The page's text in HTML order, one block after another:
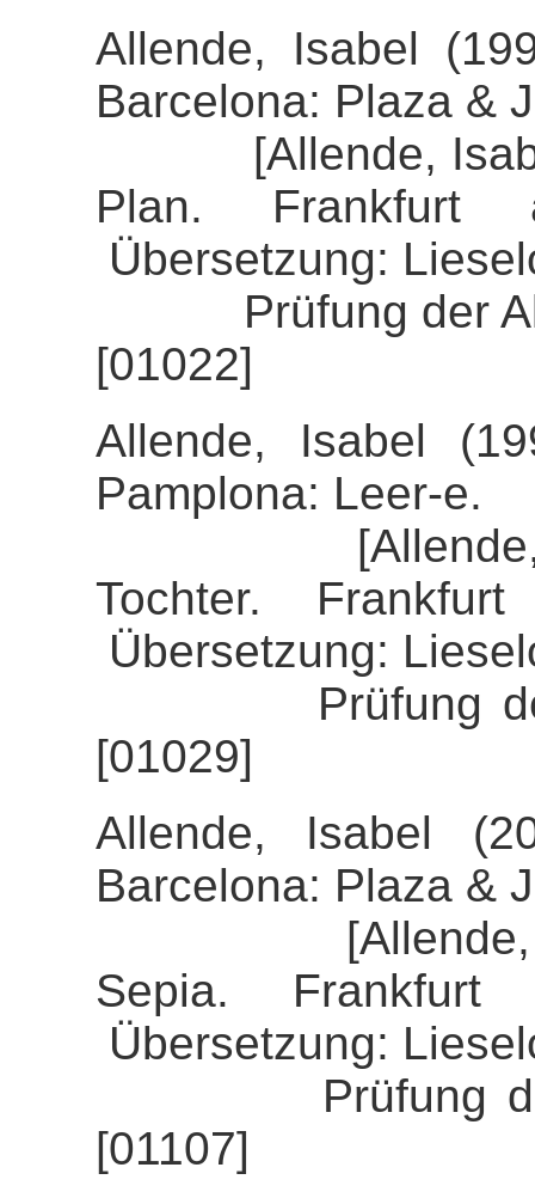
Allende, Isabel
Barcelona: Plaza &
[Allende, Isabel
Plan. Frankfurt
Übersetzung:
Prüfung der
[01022]
Allende, Isabel
Pamplona: Leer-e.
[Allende,
Tochter.
Übersetzung:
Prüfung der
[01029]
Allende, Isabel
Barcelona: Plaza &
[Allende,
Sepia.
Übersetzung:
Prüfung der
[01107]